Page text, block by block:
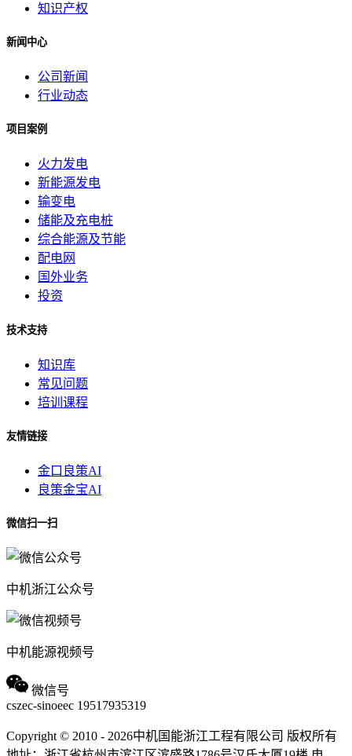
知识产权
新闻中心
公司新闻
行业动态
项目案例
火力发电
新能源发电
输变电
储能及充电桩
综合能源及节能
配电网
国外业务
投资
技术支持
知识库
常见问题
培训课程
友情链接
金口良策AI
良策金宝AI
微信扫一扫
中机浙江公众号
中机能源视频号
微信号
cszec-sinoeec 19517935319
Copyright © 2010 - 2026中机国能浙江工程有限公司 版权所有